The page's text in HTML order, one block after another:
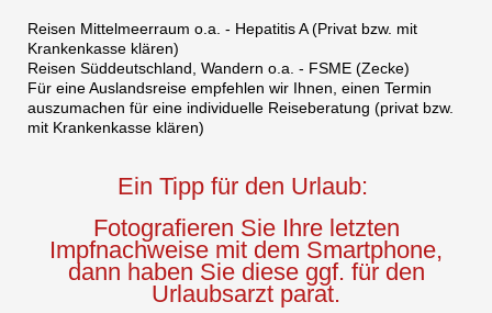
Reisen Mittelmeerraum o.a. - Hepatitis A (Privat bzw. mit
Krankenkasse klären)
Reisen Süddeutschland, Wandern o.a. - FSME (Zecke)
Für eine Auslandsreise empfehlen wir Ihnen, einen Termin
auszumachen für eine individuelle Reiseberatung (privat bzw.
mit Krankenkasse klären)
Ein Tipp für den Urlaub:
Fotografieren Sie Ihre letzten
Impfnachweise mit dem Smartphone,
dann haben Sie diese ggf. für den
Urlaubsarzt parat.